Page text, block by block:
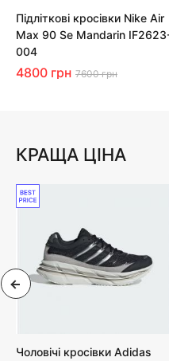
Підліткові кросівки Nike Air
Max 90 Se Mandarin IF2623-
004
4800 грн 7600 грн
КРАЩА ЦІНА
Чоловічі кросівки Adidas